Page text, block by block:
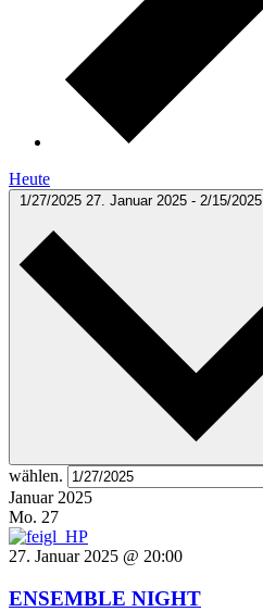
Heute
1/27/2025 27. Januar 2025 - 2/15/2025
wählen.
Januar 2025
Mo. 27
27. Januar 2025 @ 20:00
ENSEMBLE NIGHT